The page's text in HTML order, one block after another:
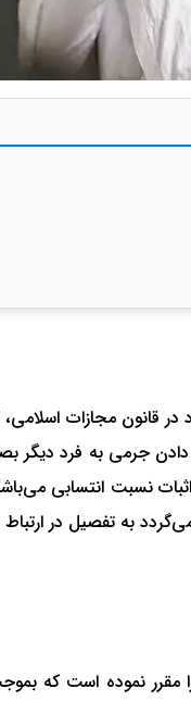
در قانون مجازات
دادن جرمی به فرد
نسبت انتسابی
به تفصیل در
مقرر نموده است